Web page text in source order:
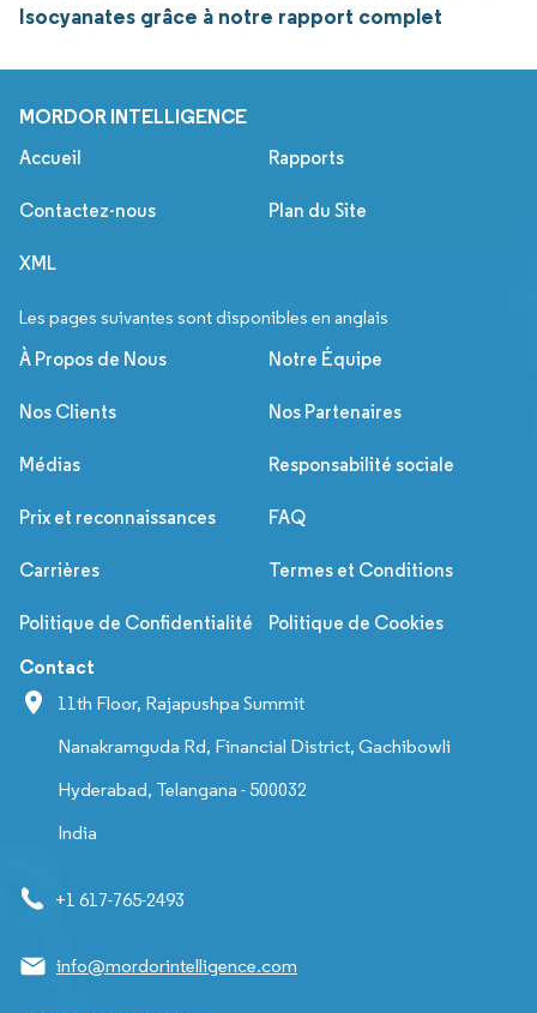
Isocyanates grâce à notre rapport complet
MORDOR INTELLIGENCE
Accueil Rapports
Contactez-nous Plan du Site
XML
Les pages suivantes sont disponibles en anglais
À Propos de Nous Notre Équipe
Nos Clients Nos Partenaires
Médias Responsabilité sociale
Prix et reconnaissances FAQ
Carrières Termes et Conditions
Politique de Confidentialité Politique de Cookies
Contact
11th Floor, Rajapushpa Summit
Nanakramguda Rd, Financial District, Gachibowli
Hyderabad, Telangana - 500032
India
+1 617-765-2493
info@mordorintelligence.com